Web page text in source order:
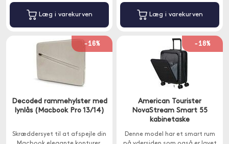
Læg i varekurven Læg i varekurven
-16%
Decoded rammehylster med
lynlås (Macbook Pro 13/14)
Skræddersyet til at afspejle din
-18%
American Tourister
NovaStream Smart 55
kabinetaske
Denne model har et smart rum